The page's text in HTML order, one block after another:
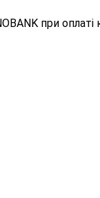
при оплаті